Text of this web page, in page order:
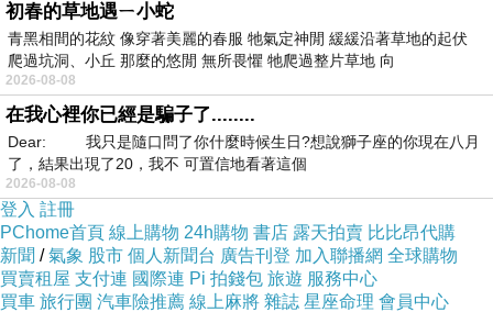
初春的草地遇ㄧ小蛇
青黑相間的花紋 像穿著美麗的春服 牠氣定神閒 緩緩沿著草地的起伏
爬過坑洞、小丘 那麼的悠閒 無所畏懼 牠爬過整片草地 向
2026-08-08
在我心裡你已經是騙子了........
Dear: 我只是隨口問了你什麼時候生日?想說獅子座的你現在八月
了，結果出現了20，我不 可置信地看著這個
2026-08-08
登入 註冊
PChome首頁 線上購物 24h購物 書店 露天拍賣 比比昂代購
新聞 /氣象 股市 個人新聞台 廣告刊登 加入聯播網 全球購物
買賣租屋 支付連 國際連 Pi 拍錢包 旅遊 服務中心
買車 旅行團 汽車險推薦 線上麻將 雜誌 星座命理 會員中心